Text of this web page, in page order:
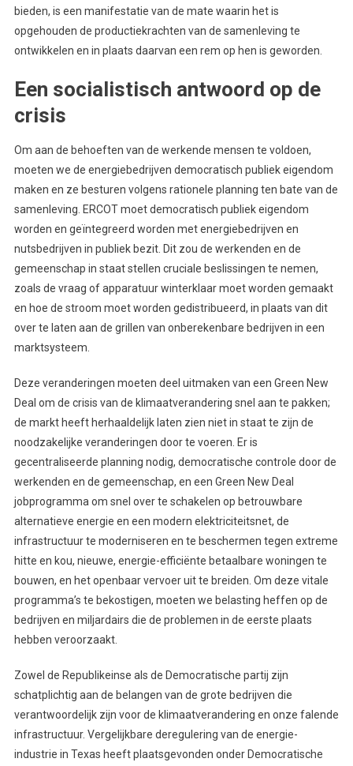
bieden, is een manifestatie van de mate waarin het is
opgehouden de productiekrachten van de samenleving te
ontwikkelen en in plaats daarvan een rem op hen is geworden.
Een socialistisch antwoord op de
crisis
Om aan de behoeften van de werkende mensen te voldoen,
moeten we de energiebedrijven democratisch publiek eigendom
maken en ze besturen volgens rationele planning ten bate van de
samenleving. ERCOT moet democratisch publiek eigendom
worden en geïntegreerd worden met energiebedrijven en
nutsbedrijven in publiek bezit. Dit zou de werkenden en de
gemeenschap in staat stellen cruciale beslissingen te nemen,
zoals de vraag of apparatuur winterklaar moet worden gemaakt
en hoe de stroom moet worden gedistribueerd, in plaats van dit
over te laten aan de grillen van onberekenbare bedrijven in een
marktsysteem.
Deze veranderingen moeten deel uitmaken van een Green New
Deal om de crisis van de klimaatverandering snel aan te pakken;
de markt heeft herhaaldelijk laten zien niet in staat te zijn de
noodzakelijke veranderingen door te voeren. Er is
gecentraliseerde planning nodig, democratische controle door de
werkenden en de gemeenschap, en een Green New Deal
jobprogramma om snel over te schakelen op betrouwbare
alternatieve energie en een modern elektriciteitsnet, de
infrastructuur te moderniseren en te beschermen tegen extreme
hitte en kou, nieuwe, energie-efficiënte betaalbare woningen te
bouwen, en het openbaar vervoer uit te breiden. Om deze vitale
programma’s te bekostigen, moeten we belasting heffen op de
bedrijven en miljardairs die de problemen in de eerste plaats
hebben veroorzaakt.
Zowel de Republikeinse als de Democratische partij zijn
schatplichtig aan de belangen van de grote bedrijven die
verantwoordelijk zijn voor de klimaatverandering en onze falende
infrastructuur. Vergelijkbare deregulering van de energie-
industrie in Texas heeft plaatsgevonden onder Democratische